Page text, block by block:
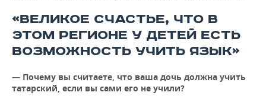
«ВЕЛИКОЕ СЧАСТЬЕ, ЧТО В
ЭТОМ РЕГИОНЕ У ДЕТЕЙ ЕСТЬ
ВОЗМОЖНОСТЬ УЧИТЬ ЯЗЫК»
— Почему вы считаете, что ваша дочь должна учить
татарский, если вы сами его не учили?